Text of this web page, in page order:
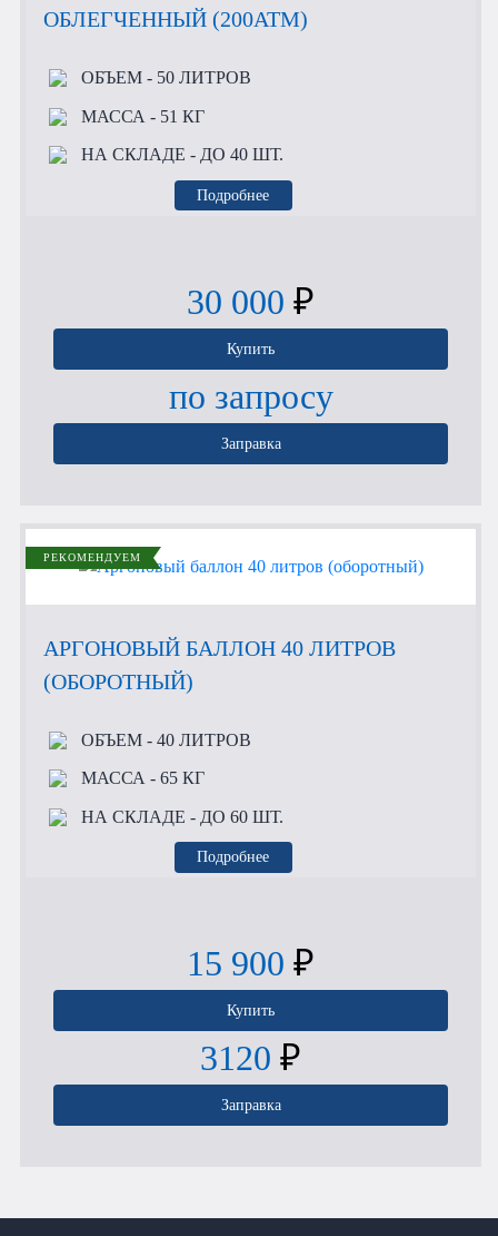
ОБЛЕГЧЕННЫЙ (200АТМ)
ОБЪЕМ- 50 ЛИТРОВ
МАССА - 51 КГ
НА СКЛАДЕ - ДО 40 ШТ.
Подробнее
30 000 ₽
Купить
по запросу
Заправка
РЕКОМЕНДУЕМ
АРГОНОВЫЙ БАЛЛОН 40 ЛИТРОВ
(ОБОРОТНЫЙ)
ОБЪЕМ- 40 ЛИТРОВ
МАССА- 65 КГ
НА СКЛАДЕ - ДО 60 ШТ.
Подробнее
15 900 ₽
Купить
3120 ₽
Заправка